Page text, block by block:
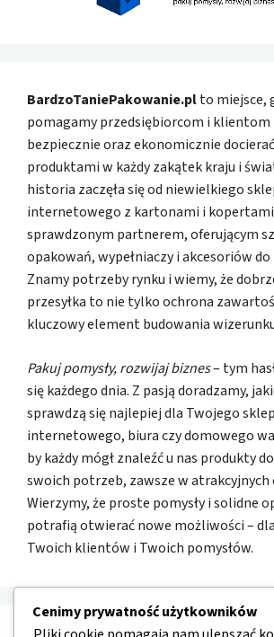
BardzoTaniePakowanie.plto miejsce,
pomagamy przedsiębiorcom i klientom
bezpiecznie oraz ekonomicznie
produktami w każdy zakątek kraju i
historia zaczęła się od niewielkiego
internetowego z kartonami i kopertami
sprawdzonym partnerem, oferującym
opakowań, wypełniaczy i akcesoriów
Znamy potrzeby rynku i wiemy, że
przesyłka to nie tylko ochrona
kluczowy element budowania
Pakuj pomysły, rozwijaj biznes– tym
się każdego dnia. Z pasją doradzamy,
sprawdzą się najlepiej dla Twojego
internetowego, biura czy domowego
by każdy mógł znaleźć u nas produkty
swoich potrzeb, zawsze w atrakcyjnych
Wierzymy, że proste pomysły i solidne
potrafią otwierać nowe możliwości –
Twoich klientów i Twoich pomysłów.
Cenimy prywatność użytkowników